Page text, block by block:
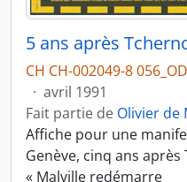
5 ans après
CH CH-002049-8
· avril 1991
Fait partie de Olivier de
Affiche pour une
Genève, cinq ans après
« Malville redémarre